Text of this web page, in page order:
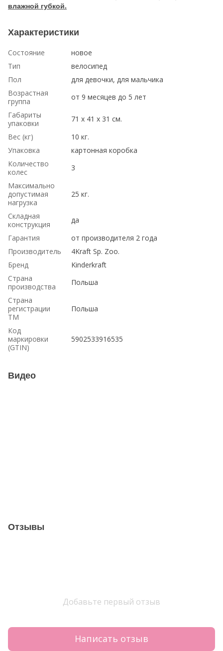
влажной губкой.
Характеристики
Состояние
новое
Тип
велосипед
Пол
для девочки, для мальчика
Возрастная
группа
от 9 месяцев до 5 лет
Габариты
упаковки
71 x 41 x 31 см.
Вес (кг)
10 кг.
Упаковка
картонная коробка
Количество
колес
3
Максимально
допустимая
нагрузка
25 кг.
Складная
конструкция
да
Гарантия
от производителя 2 года
Производитель
4Kraft Sp. Zoo.
Бренд
Kinderkraft
Страна
производства
Польша
Страна
регистрации
ТМ
Польша
Код
маркировки
(GTIN)
5902533916535
Видео
Отзывы
Добавьте первый отзыв
Написать отзыв